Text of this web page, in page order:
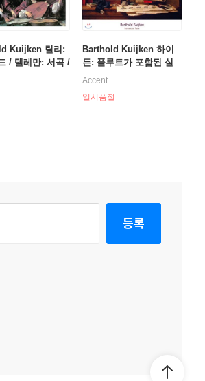
Kuijken 릴리:
/ 텔레만: 서곡 /
Barthold Kuijken 하이
든: 플루트가 포함된 실
내악 작품들 (Haydn: Ch
e)
Accent
일시품절
등록